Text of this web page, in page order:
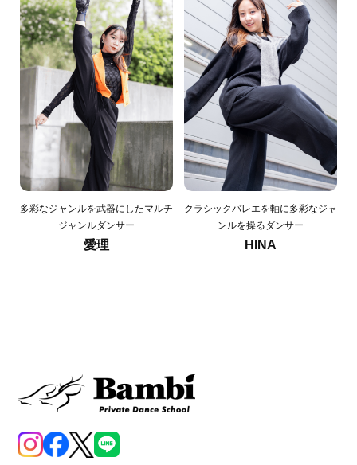
多彩なジャンルを武器にしたマルチ
ジャンルダンサー
愛理
クラシックバレエを軸に多彩なジャ
ンルを操るダンサー
HINA